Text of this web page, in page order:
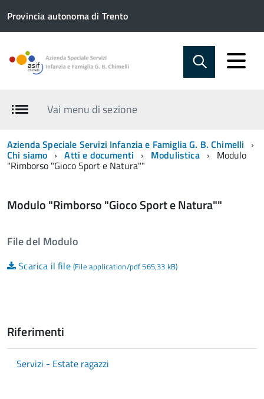
Provincia autonoma di Trento
Vai menu di sezione
Azienda Speciale Servizi Infanzia e Famiglia G. B. Chimelli
Chi siamo Atti e documenti Modulistica Modulo
"Rimborso "Gioco Sport e Natura""
Modulo "Rimborso "Gioco Sport e Natura""
File del Modulo
Scarica il file (File application/pdf 565,33 kB)
Riferimenti
Servizi - Estate ragazzi